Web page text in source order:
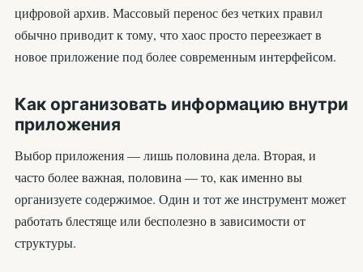
цифровой архив. Массовый перенос без четких правил
обычно приводит к тому, что хаос просто переезжает в
новое приложение под более современным интерфейсом.
Как организовать информацию внутри
приложения
Выбор приложения — лишь половина дела. Вторая, и
часто более важная, половина — то, как именно вы
организуете содержимое. Один и тот же инструмент может
работать блестяще или бесполезно в зависимости от
структуры.